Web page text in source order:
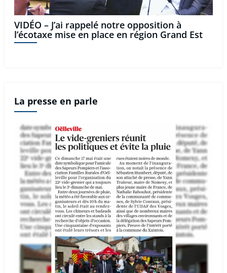
VIDÉO – J’ai rappelé notre opposition à
l’écotaxe mise en place en région Grand Est
La presse en parle